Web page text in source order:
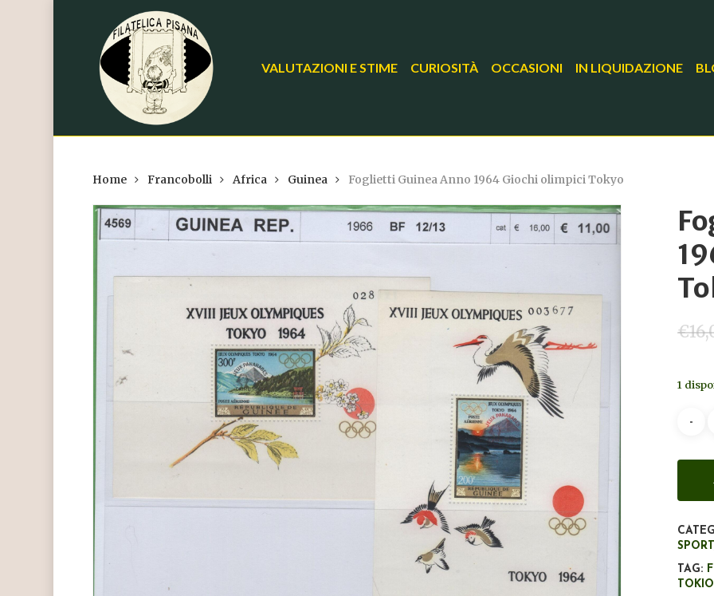
Hit enter to search or ESC to close
VALUTAZIONI E STIME CURIOSITÀ OCCASIONI IN LIQUIDAZIONE
Home Francobolli Africa Guinea Foglietti Guinea Anno 1964 Giochi olimpici Tokyo
€
1
SPORT
TAG: